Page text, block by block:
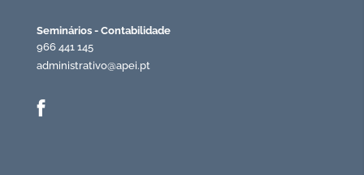
Seminários - Contabilidade
966 441 145
administrativo@apei.pt